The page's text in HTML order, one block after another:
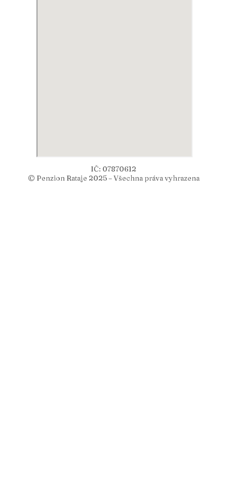
IČ: 07870612
© Penzion Rataje 2025 – Všechna práva vyhrazena